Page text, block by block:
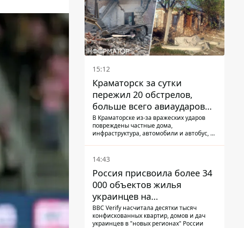
15:12
Краматорск за сутки
пережил 20 обстрелов,
больше всего авиаударов
КАБ-250
В Краматорске из-за вражеских ударов
повреждены частные дома,
инфраструктура, автомобили и автобус, а
14:43
Россия присвоила более 34
000 объектов жилья
украинцев на
оккупированных
территориях -
BBC Verify насчитала десятки тысяч
конфискованных квартир, домов и дач
украинцев в "новых регионах" России